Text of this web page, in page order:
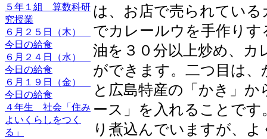
５年１組 算数科研
究授業
６月２５日（木）
今日の給食
６月２４日（水）
今日の給食
６月１９日（金）
今日の給食
４年生 社会「住み
よいくらしをつく
る」
は、お店で売られてい
でカレールウを手作り
油を３０分以上炒め、カ
ができます。二つ目は
と広島特産の「かき」
ース」を入れることで
り煮込んでいますが、